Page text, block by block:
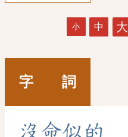
小 中 大
字 詞
沒 命似 的